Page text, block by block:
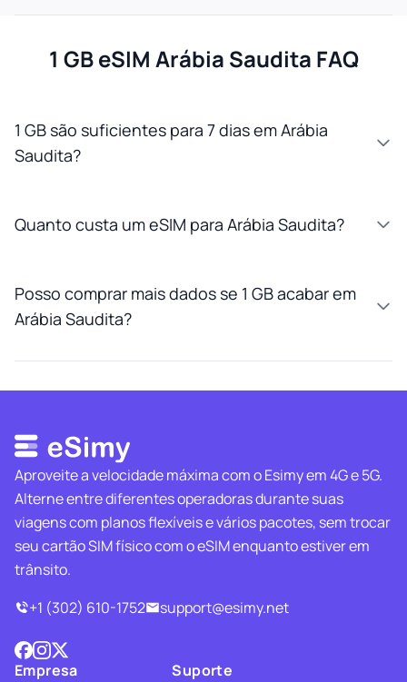
1 GB eSIM Arábia Saudita FAQ
1 GB são suficientes para 7 dias em Arábia
Saudita?
Quanto custa um eSIM para Arábia Saudita?
Posso comprar mais dados se 1 GB acabar em
Arábia Saudita?
Aproveite a velocidade máxima com o Esimy em 4G e 5G.
Alterne entre diferentes operadoras durante suas
viagens com planos flexíveis e vários pacotes, sem trocar
seu cartão SIM físico com o eSIM enquanto estiver em
trânsito.
+1 (302) 610-1752
support@esimy.net
Empresa Suporte